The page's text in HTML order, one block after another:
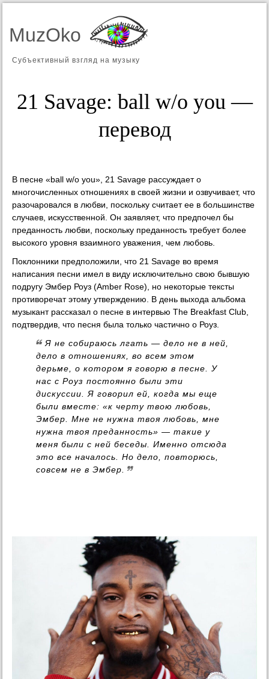
MuzOko
Субъективный взгляд на музыку
21 Savage: ball w/o you —
перевод
В песне «ball w/o you», 21 Savage рассуждает о
многочисленных отношениях в своей жизни и озвучивает, что
разочаровался в любви, поскольку считает ее в большинстве
случаев, искусственной. Он заявляет, что предпочел бы
преданность любви, поскольку преданность требует более
высокого уровня взаимного уважения, чем любовь.
Поклонники предположили, что 21 Savage во время
написания песни имел в виду исключительно свою бывшую
подругу Эмбер Роуз (Amber Rose), но некоторые тексты
противоречат этому утверждению. В день выхода альбома
музыкант рассказал о песне в интервью The Breakfast Club,
подтвердив, что песня была только частично о Роуз.
Я не собираюсь лгать — дело не в ней,
дело в отношениях, во всем этом
дерьме, о котором я говорю в песне. У
нас с Роуз постоянно были эти
дискуссии. Я говорил ей, когда мы еще
были вместе: «к черту твою любовь,
Эмбер. Мне не нужна твоя любовь, мне
нужна твоя преданность» — такие у
меня были с ней беседы. Именно отсюда
это все началось. Но дело, повторюсь,
совсем не в Эмбер.